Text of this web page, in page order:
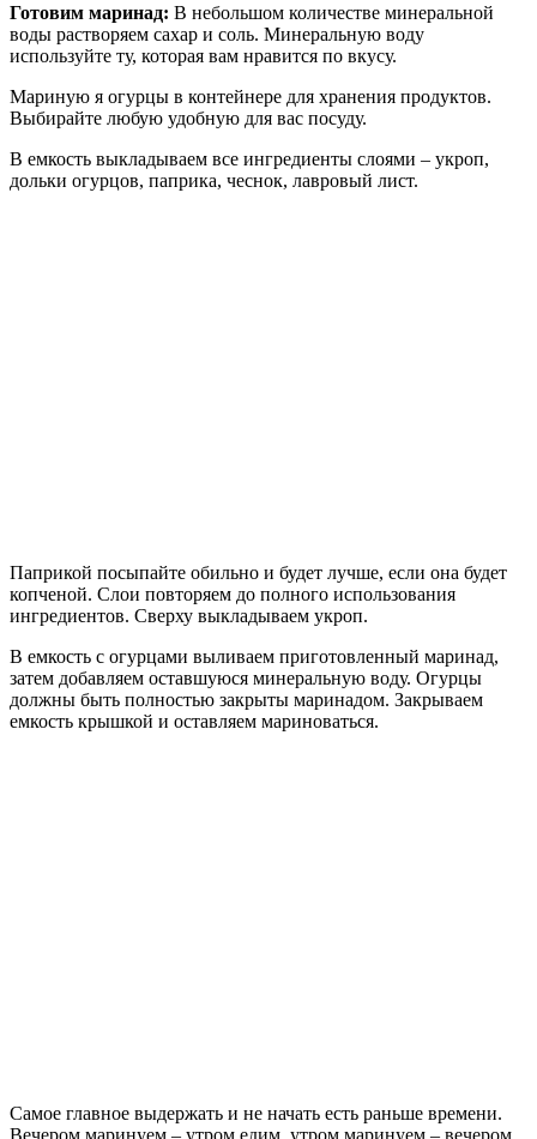
Готовим маринад: В небольшом количестве минеральной
воды растворяем сахар и соль. Минеральную воду
используйте ту, которая вам нравится по вкусу.
Мариную я огурцы в контейнере для хранения продуктов.
Выбирайте любую удобную для вас посуду.
В емкость выкладываем все ингредиенты слоями – укроп,
дольки огурцов, паприка, чеснок, лавровый лист.
Паприкой посыпайте обильно и будет лучше, если она будет
копченой. Слои повторяем до полного использования
ингредиентов. Сверху выкладываем укроп.
В емкость с огурцами выливаем приготовленный маринад,
затем добавляем оставшуюся минеральную воду. Огурцы
должны быть полностью закрыты маринадом. Закрываем
емкость крышкой и оставляем мариноваться.
Самое главное выдержать и не начать есть раньше времени.
Вечером маринуем – утром едим, утром маринуем – вечером